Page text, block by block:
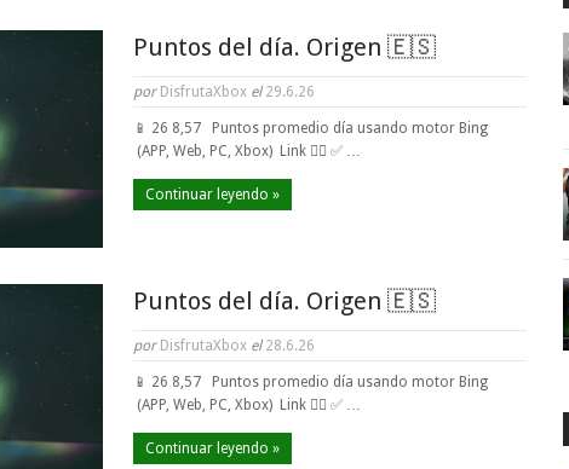
Puntos del día. Origen 🇪🇸
por DisfrutaXbox el29.6.26
📱 26 8,57 Puntos promedio día usando motor Bing
(APP, Web, PC, Xbox) Link 👈🏼 ✅ …
Continuar leyendo »
Puntos del día. Origen 🇪🇸
por DisfrutaXbox el28.6.26
📱 26 8,57 Puntos promedio día usando motor Bing
(APP, Web, PC, Xbox) Link 👈🏼 ✅ …
Continuar leyendo »